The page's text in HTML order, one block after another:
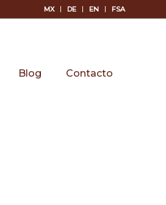
MX DE EN FSA
Blog Contacto